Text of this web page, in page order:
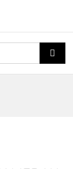
Cari